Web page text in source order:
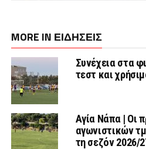
MORE IN ΕΙΔΗΣΕΙΣ
Συνέχεια στα
τεστ και
Αγία Νάπα | Οι
αγωνιστικών
τη σεζόν 2026/